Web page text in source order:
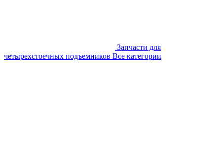
Запчасти для
четырехстоечных подъемников Все категории